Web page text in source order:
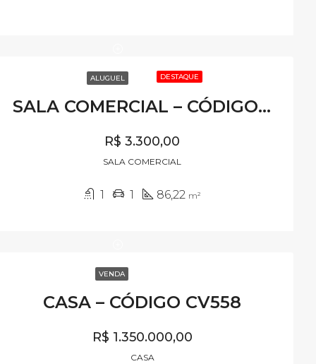
DESTAQUE
ALUGUEL
SALA COMERCIAL – CÓDIGO SL587
R$ 3.300,00
SALA COMERCIAL
1 1 86,22 m²
VENDA
CASA – CÓDIGO CV558
R$ 1.350.000,00
CASA